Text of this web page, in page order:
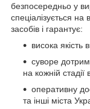
безпосередньо у
спеціалізується
засобів і гарантує:
висока якість
суворе
на кожній
оперативну
та інші міста